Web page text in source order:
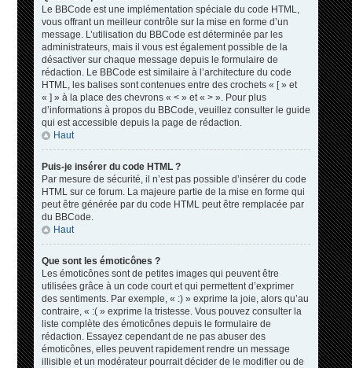
Le BBCode est une implémentation spéciale du code HTML,
vous offrant un meilleur contrôle sur la mise en forme d’un
message. L’utilisation du BBCode est déterminée par les
administrateurs, mais il vous est également possible de la
désactiver sur chaque message depuis le formulaire de
rédaction. Le BBCode est similaire à l’architecture du code
HTML, les balises sont contenues entre des crochets « [ » et
« ] » à la place des chevrons « < » et « > ». Pour plus
d’informations à propos du BBCode, veuillez consulter le guide
qui est accessible depuis la page de rédaction.
Haut
Puis-je insérer du code HTML ?
Par mesure de sécurité, il n’est pas possible d’insérer du code
HTML sur ce forum. La majeure partie de la mise en forme qui
peut être générée par du code HTML peut être remplacée par
du BBCode.
Haut
Que sont les émoticônes ?
Les émoticônes sont de petites images qui peuvent être
utilisées grâce à un code court et qui permettent d’exprimer
des sentiments. Par exemple, « :) » exprime la joie, alors qu’au
contraire, « :( » exprime la tristesse. Vous pouvez consulter la
liste complète des émoticônes depuis le formulaire de
rédaction. Essayez cependant de ne pas abuser des
émoticônes, elles peuvent rapidement rendre un message
illisible et un modérateur pourrait décider de le modifier ou de